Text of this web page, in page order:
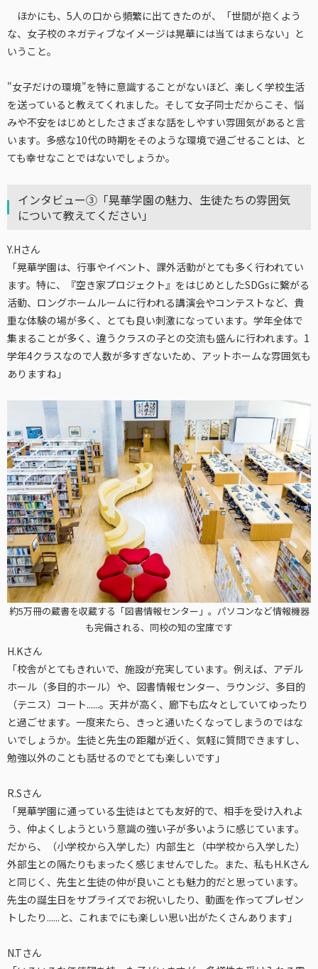
ほかにも、5人の口から頻繁に出てきたのが、「世間が抱くよう
な、女子校のネガティブなイメージは晃華には当てはまらない」と
いうこと。
"女子だけの環境"を特に意識することがないほど、楽しく学校生活
を送っていると教えてくれました。そして女子同士だからこそ、悩
みや不安をはじめとしたさまざまな話をしやすい雰囲気があると言
います。多感な10代の時期をそのような環境で過ごせることは、と
ても幸せなことではないでしょうか。
インタビュー③「晃華学園の魅力、生徒たちの雰囲気
について教えてください」
Y.Hさん
「晃華学園は、行事やイベント、課外活動がとても多く行われてい
ます。特に、『空き家プロジェクト』をはじめとしたSDGsに繋がる
活動、ロングホームルームに行われる講演会やコンテストなど、貴
重な体験の場が多く、とても良い刺激になっています。学年全体で
集まることが多く、違うクラスの子との交流も盛んに行われます。1
学年4クラスなので人数が多すぎないため、アットホームな雰囲気も
ありますね」
約5万冊の蔵書を収蔵する「図書情報センター」。パソコンなど情報機器
も完備される、同校の知の宝庫です
H.Kさん
「校舎がとてもきれいで、施設が充実しています。例えば、アデル
ホール（多目的ホール）や、図書情報センター、ラウンジ、多目的
（テニス）コート......。天井が高く、廊下も広々としていてゆったり
と過ごせます。一度来たら、きっと通いたくなってしまうのではな
いでしょうか。生徒と先生の距離が近く、気軽に質問できますし、
勉強以外のことも話せるのでとても楽しいです」
R.Sさん
「晃華学園に通っている生徒はとても友好的で、相手を受け入れよ
う、仲よくしようという意識の強い子が多いように感じています。
だから、（小学校から入学した）内部生と（中学校から入学した）
外部生との隔たりもまったく感じませんでした。また、私もH.Kさん
と同じく、先生と生徒の仲が良いことも魅力的だと思っています。
先生の誕生日をサプライズでお祝いしたり、動画を作ってプレゼン
トしたり......と、これまでにも楽しい思い出がたくさんあります」
N.Tさん